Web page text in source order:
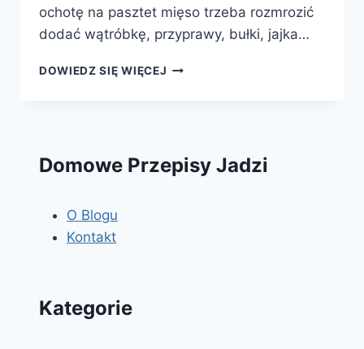
ochotę na pasztet mięso trzeba rozmrozić
dodać wątróbkę, przyprawy, bułki, jajka…
DOWIEDZ SIĘ WIĘCEJ PASZTET
Domowe Przepisy Jadzi
O Blogu
Kontakt
Kategorie